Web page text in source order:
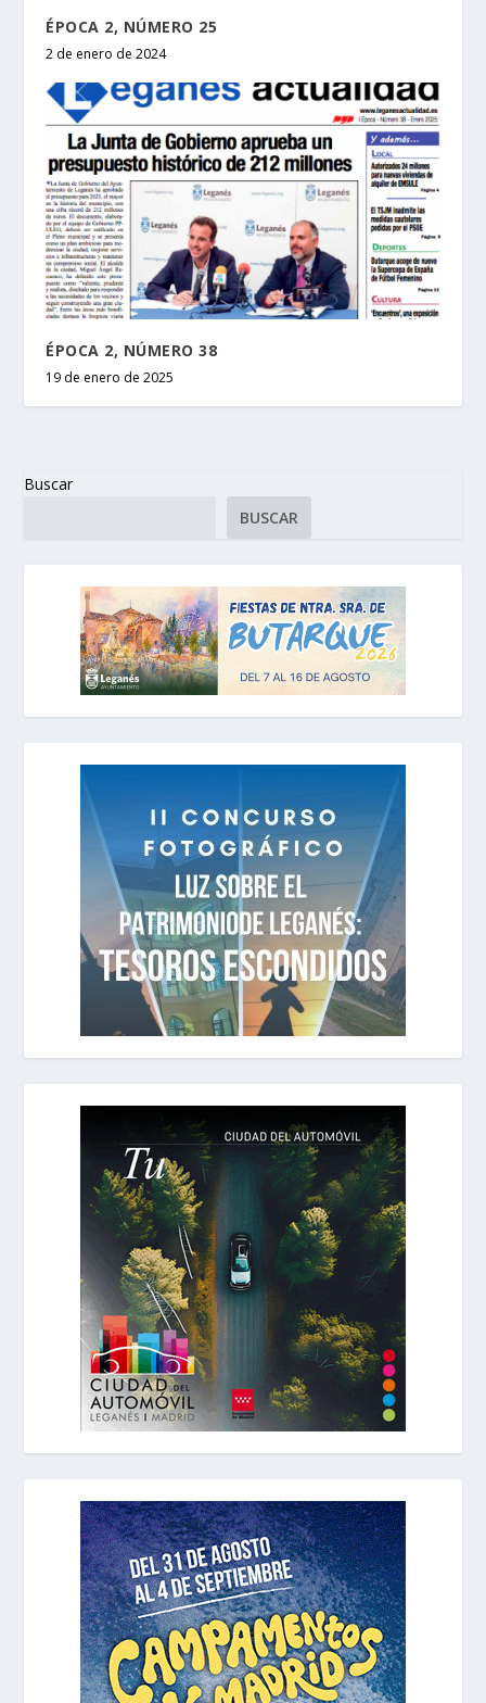
ÉPOCA 2, NÚMERO 25
2 de enero de 2024
ÉPOCA 2, NÚMERO 38
19 de enero de 2025
Buscar
BUSCAR